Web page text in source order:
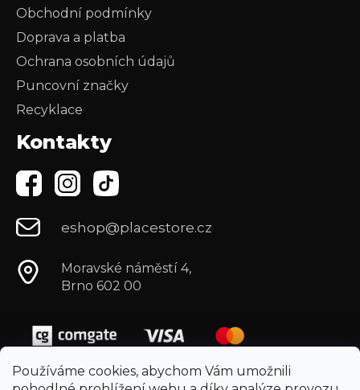
Používáme cookies, abychom Vám umožnili
Obchodní podmínky
Doprava a platba
Ochrana osobních údajů
Puncovní značky
Recyklace
Kontakty
eshop@placestore.cz
Moravské náměstí 4,
Brno 602 00